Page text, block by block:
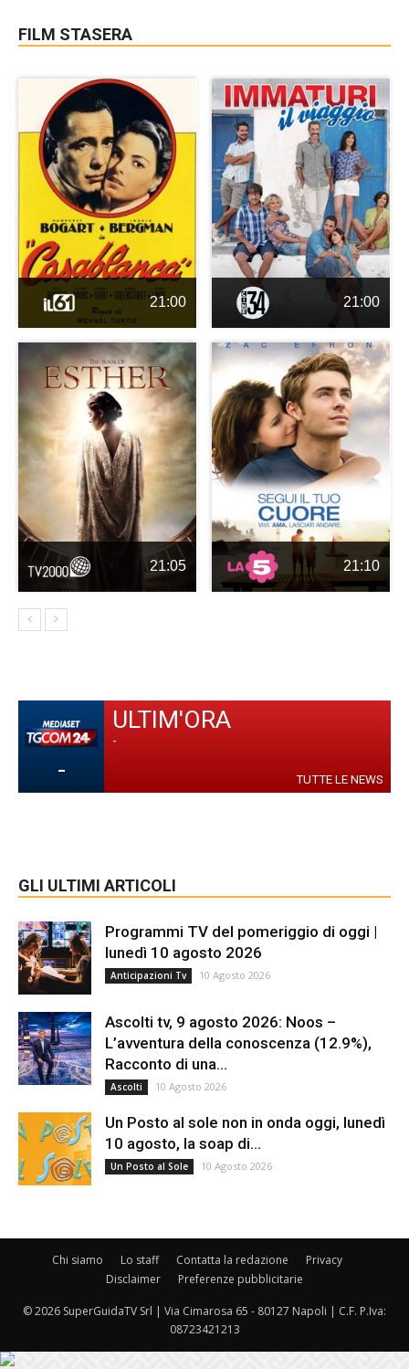
FILM STASERA
21:00 21:00
21:05 21:10
-
ULTIM'ORA
-
TUTTE LE NEWS
GLI ULTIMI ARTICOLI
Programmi TV del pomeriggio di oggi |
lunedì 10 agosto 2026
Anticipazioni Tv 10 Agosto 2026
Ascolti tv, 9 agosto 2026: Noos –
L’avventura della conoscenza (12.9%),
Racconto di una...
Ascolti 10 Agosto 2026
Un Posto al sole non in onda oggi, lunedì
10 agosto, la soap di...
Un Posto al Sole 10 Agosto 2026
Chi siamo Lo staff Contatta la redazione
Privacy
Disclaimer
Preferenze pubblicitarie
© 2026 SuperGuidaTV Srl | Via Cimarosa 65 - 80127 Napoli | C.F. P.Iva:
08723421213